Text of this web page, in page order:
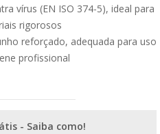
vírus (EN ISO 374-5), ideal para
rigorosos
reforçado, adequada para uso
profissional
- Saiba como!